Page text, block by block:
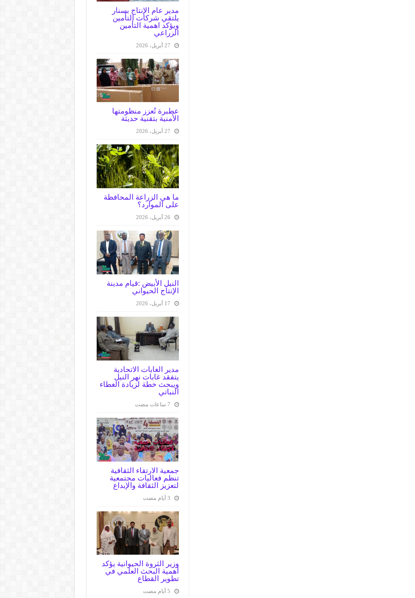
مدير عام الإنتاج بسنار
يلتقي شركات التأمين
ويؤكد اهمية التأمين
الزراعي
27 أبريل، 2026
عطبرة تُعزز منظومتها
الأمنية بتقنية حديثة
27 أبريل، 2026
ما هي الزراعة المحافظة
على الموارد؟
26 أبريل، 2026
النيل الأبيض :قيام مدينة
الإنتاج الحيواني
17 أبريل، 2026
مدير الغابات الاتحادية
يتفقد غابات نهر النيل
ويبحث خطة لزيادة الغطاء
النباتي
جمعية الارتقاء الثقافية
تنظم فعاليات مجتمعية
لتعزيز الثقافة والإبداع
وزير الثروة الحيوانية يؤكد
أهمية البحث العلمي في
تطوير القطاع